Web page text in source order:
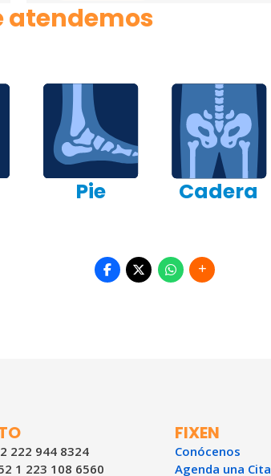
atendemos
Pie Cadera
222 944 8324
1 223 108 6560
FIXEN
Conócenos
Agenda una Cita